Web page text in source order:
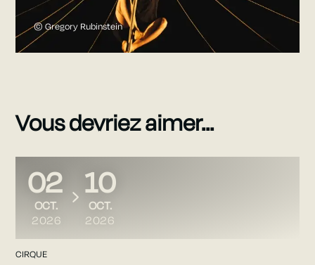
© Gregory Rubinstein
Vous devriez aimer...
DU
02
OCTOBRE
OCT.
2026
AU
10
OCTOBRE
OCT.
2026
CIRQUE